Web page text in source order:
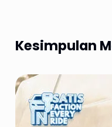
Kesimpulan